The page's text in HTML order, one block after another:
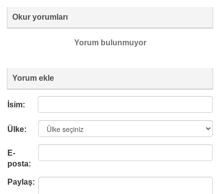
Okur yorumları
Yorum bulunmuyor
Yorum ekle
İsim:
Ülke:
E-
posta:
Paylaş: